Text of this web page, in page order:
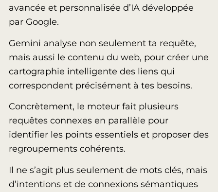
avancée et personnalisée d’IA développée
par Google.
Gemini analyse non seulement ta requête,
mais aussi le contenu du web, pour créer une
cartographie intelligente des liens qui
correspondent précisément à tes besoins.
Concrètement, le moteur fait plusieurs
requêtes connexes en parallèle pour
identifier les points essentiels et proposer des
regroupements cohérents.
Il ne s’agit plus seulement de mots clés, mais
d’intentions et de connexions sémantiques